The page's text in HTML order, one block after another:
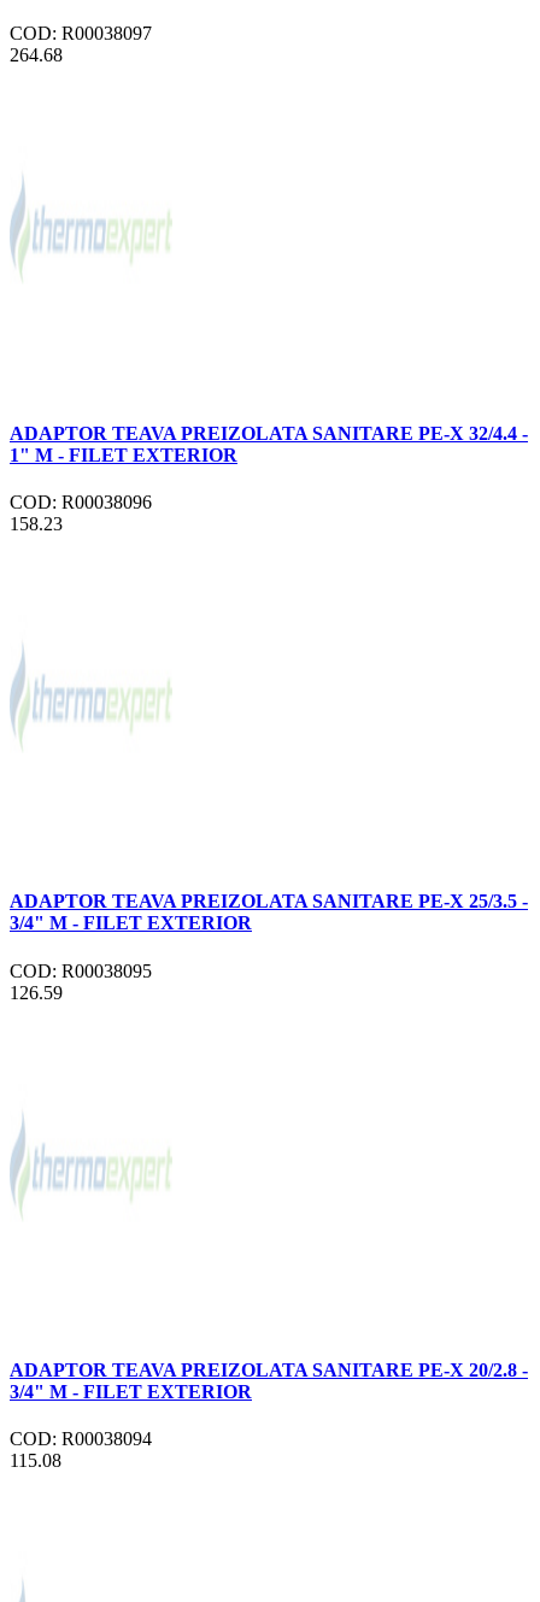
COD: R00038097
264.68
ADAPTOR TEAVA PREIZOLATA SANITARE PE-X 32/4.4 -
1" M - FILET EXTERIOR
COD: R00038096
158.23
ADAPTOR TEAVA PREIZOLATA SANITARE PE-X 25/3.5 -
3/4" M - FILET EXTERIOR
COD: R00038095
126.59
ADAPTOR TEAVA PREIZOLATA SANITARE PE-X 20/2.8 -
3/4" M - FILET EXTERIOR
COD: R00038094
115.08